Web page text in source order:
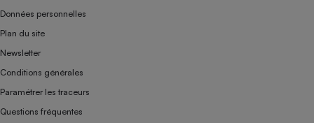
Données personnelles
Plan du site
Newsletter
Conditions générales
Paramétrer les traceurs
Questions fréquentes